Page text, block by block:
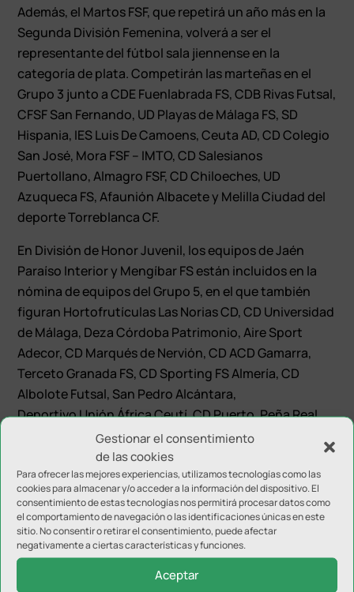
Gestionar el consentimiento
de las cookies
Para ofrecer las mejores experiencias, utilizamos tecnologías como las
cookies para almacenar y/o acceder a la información del dispositivo. El
consentimiento de estas tecnologías nos permitirá procesar datos como
el comportamiento de navegación o las identificaciones únicas en este
sitio. No consentir o retirar el consentimiento, puede afectar
negativamente a ciertas características y funciones.
Aceptar
Además, el Martos FSF, que repetirá un año más en la
Segunda División Femenina, volverá a ser el
representante del fútbol sala jiennense en la
categoría de plata. Competirán las marteñas en el
Grupo 3 junto a CDE Fuenlabrada FS, CDB Rivas Futsal,
CFSF San Fernando, UD Playas de Málaga FS, SD
Hispania, IES Luis De Camoens, Ceuta AD, CD Colegio
San José, Mora FSF – IMTO, CD Salesianos
Puertollano, Almagro FSF, CD Chiloeches, UD
Azuqueca FS, Afaunión Albacete y Melilla Ciudad del
deporte Torreblanca CF.
En División de Honor Juvenil, los equipos de Jaén
Paraíso Interior y Mengíbar FS están incluidos en la
nómina de equipos del Grupo 5, en el que también
figuran Hortofrutículas Las Norias CD, CD Universidad
de Málaga, Deza Córdoba Patrimonio, Aire Sport
Adecor, CD Marqués de Nervión, CD ACD Gamarra,
Terceto Granada FS, CD Sporting FS Almería, CD
Albolote Futsal, San Pedro Alcántara,
Deportivo Unión África Ceutí, CD Puerto, Peña Real
Madrid de Melilla y Rusadir CF.
Enviar comentario
Tu dirección de correo electrónico no será publicada.